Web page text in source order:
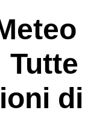
Tutte
di